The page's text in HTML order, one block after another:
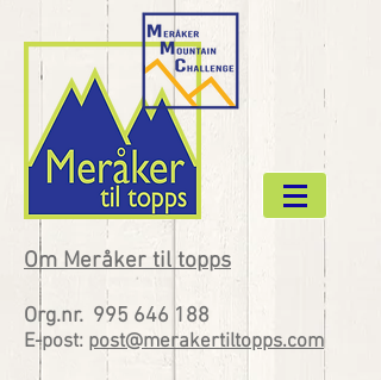
Om Meråker til topps
Org.nr. 995 646 188
E-post: post@merakertiltopps.com